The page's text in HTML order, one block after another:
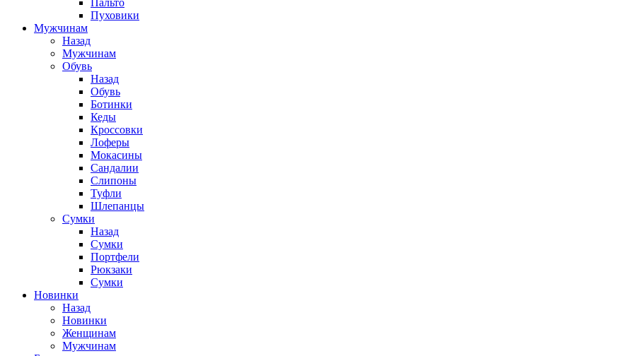
Пальто
Пуховики
Мужчинам
Назад
Мужчинам
Обувь
Назад
Обувь
Ботинки
Кеды
Кроссовки
Лоферы
Мокасины
Сандалии
Слипоны
Туфли
Шлепанцы
Сумки
Назад
Сумки
Портфели
Рюкзаки
Сумки
Новинки
Назад
Новинки
Женщинам
Мужчинам